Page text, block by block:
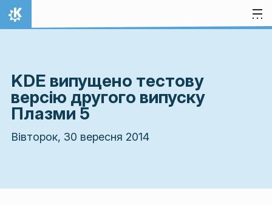
Перейти до вмісту
Домівка
KDE випущено тестову
версію другого випуску
Плазми 5
Вівторок, 30 вересня 2014